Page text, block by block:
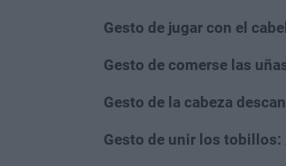
Gesto de jugar con el
Gesto de comerse las
Gesto de la cabeza
Gesto de unir los tobillos: